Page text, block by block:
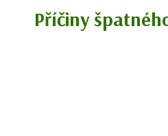
Příčiny